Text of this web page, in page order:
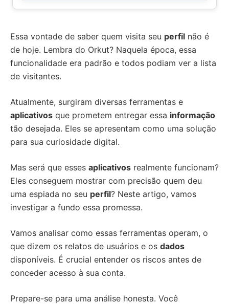
Essa vontade de saber quem visita seu perfil não é
de hoje. Lembra do Orkut? Naquela época, essa
funcionalidade era padrão e todos podiam ver a lista
de visitantes.
Atualmente, surgiram diversas ferramentas e
aplicativos que prometem entregar essa informação
tão desejada. Eles se apresentam como uma solução
para sua curiosidade digital.
Mas será que esses aplicativos realmente funcionam?
Eles conseguem mostrar com precisão quem deu
uma espiada no seu perfil? Neste artigo, vamos
investigar a fundo essa promessa.
Vamos analisar como essas ferramentas operam, o
que dizem os relatos de usuários e os dados
disponíveis. É crucial entender os riscos antes de
conceder acesso à sua conta.
Prepare-se para uma análise honesta. Você